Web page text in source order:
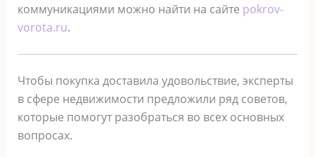
коммуникациями можно найти на сайте pokrov-
vorota.ru.
Чтобы покупка доставила удовольствие, эксперты
в сфере недвижимости предложили ряд советов,
которые помогут разобраться во всех основных
вопросах.